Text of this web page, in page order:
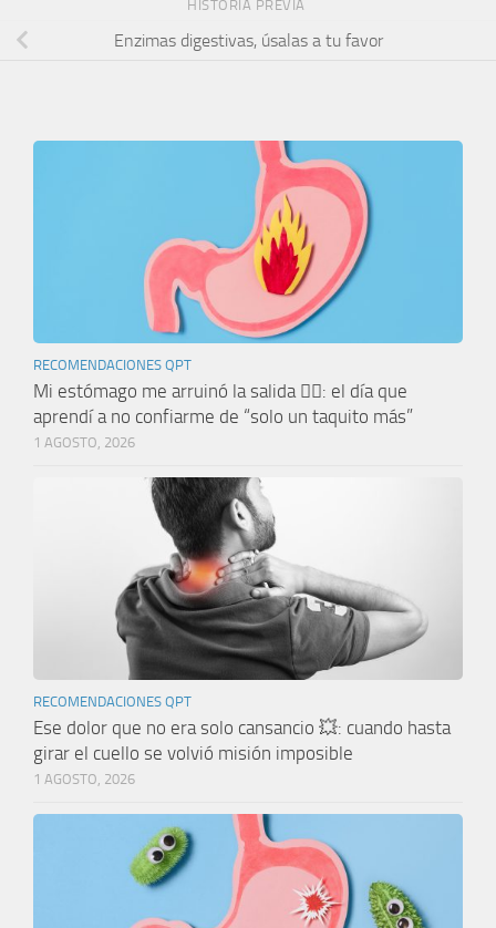
HISTORIA PREVIA
Enzimas digestivas, úsalas a tu favor
RECOMENDACIONES QPT
Mi estómago me arruinó la salida 🤦‍♀️: el día que
aprendí a no confiarme de “solo un taquito más”
1 AGOSTO, 2026
RECOMENDACIONES QPT
Ese dolor que no era solo cansancio 💥: cuando hasta
girar el cuello se volvió misión imposible
1 AGOSTO, 2026